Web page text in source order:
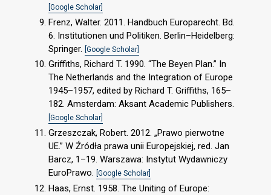
[Google Scholar]
Frenz, Walter. 2011. Handbuch Europarecht. Bd.
6. Institutionen und Politiken. Berlin–Heidelberg:
Springer.
[Google Scholar]
Griffiths, Richard T. 1990. “The Beyen Plan.” In
The Netherlands and the Integration of Europe
1945–1957, edited by Richard T. Griffiths, 165–
182. Amsterdam: Aksant Academic Publishers.
[Google Scholar]
Grzeszczak, Robert. 2012. „Prawo pierwotne
UE.” W Źródła prawa unii Europejskiej, red. Jan
Barcz, 1–19. Warszawa: Instytut Wydawniczy
EuroPrawo. [Google Scholar]
Haas, Ernst. 1958. The Uniting of Europe: